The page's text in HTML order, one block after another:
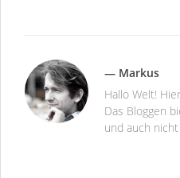
— Markus
Hallo Welt!
Das Bloggen
und auch